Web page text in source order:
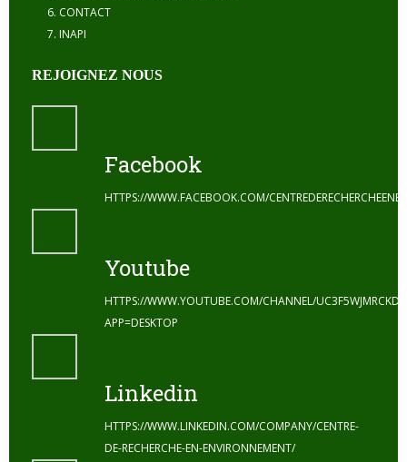
CONTACT
INAPI
REJOIGNEZ NOUS
Facebook
HTTPS://WWW.FACEBOOK.COM/
Youtube
HTTPS://WWW.YOUTUBE.COM/CHANNEL/
APP=DESKTOP
Linkedin
HTTPS://WWW.LINKEDIN.COM/COMPANY/CENTRE-
DE-RECHERCHE-EN-ENVIRONNEMENT/